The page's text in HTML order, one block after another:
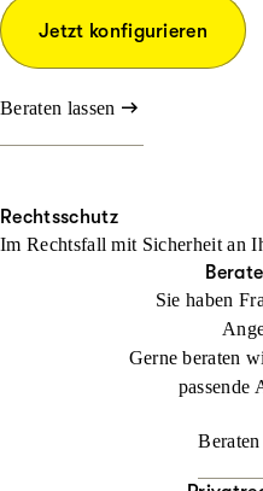
Jetzt konfigurieren
Beraten lassen
Rechtsschutz
Im Rechtsfall mit Sicher­heit an
Sie haben
Gerne beraten
passende
Beraten